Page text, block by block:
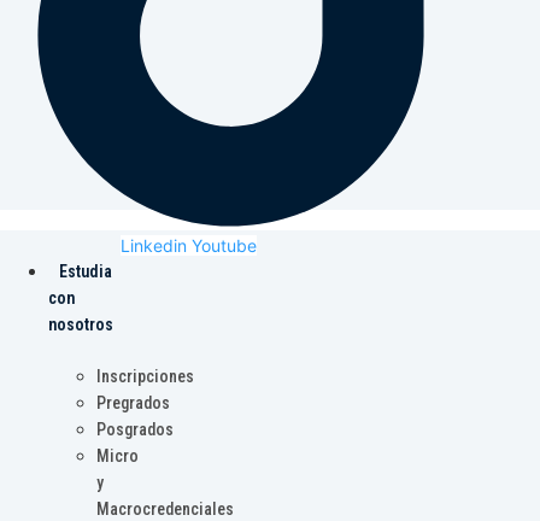
Linkedin Youtube
Estudia
con
nosotros
Inscripciones
Pregrados
Posgrados
Micro
y
Macrocredenciales